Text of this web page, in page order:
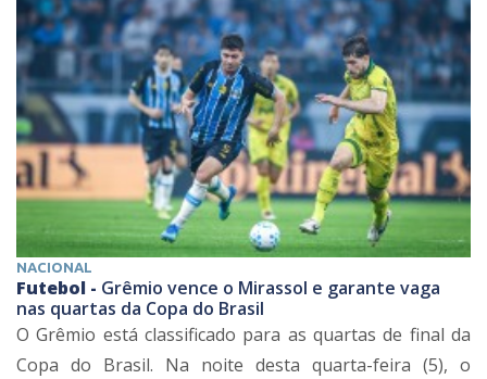
NACIONAL
Futebol - Grêmio vence o Mirassol e garante vaga
nas quartas da Copa do Brasil
O Grêmio está classificado para as quartas de final da
Copa do Brasil. Na noite desta quarta-feira (5), o